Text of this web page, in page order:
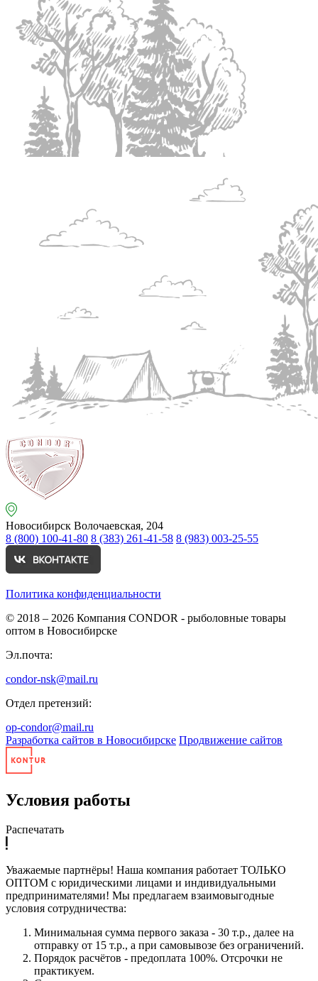
Новосибирск Волочаевская, 204
8 (800) 100-41-80 8 (383) 261-41-58 8 (983) 003-25-55
Политика конфиденциальности
© 2018 – 2026 Компания CONDOR - рыболовные товары
оптом в Новосибирске
Эл.почта:
condor-nsk@mail.ru
Отдел претензий:
op-condor@mail.ru
Разработка сайтов в Новосибирске Продвижение сайтов
Условия работы
Распечатать
Уважаемые партнёры! Наша компания работает ТОЛЬКО
ОПТОМ с юридическими лицами и индивидуальными
предпринимателями! Мы предлагаем взаимовыгодные
условия сотрудничества:
Минимальная сумма первого заказа - 30 т.р., далее на
отправку от 15 т.р., а при самовывозе без ограничений.
Порядок расчётов - предоплата 100%. Отсрочки не
практикуем.